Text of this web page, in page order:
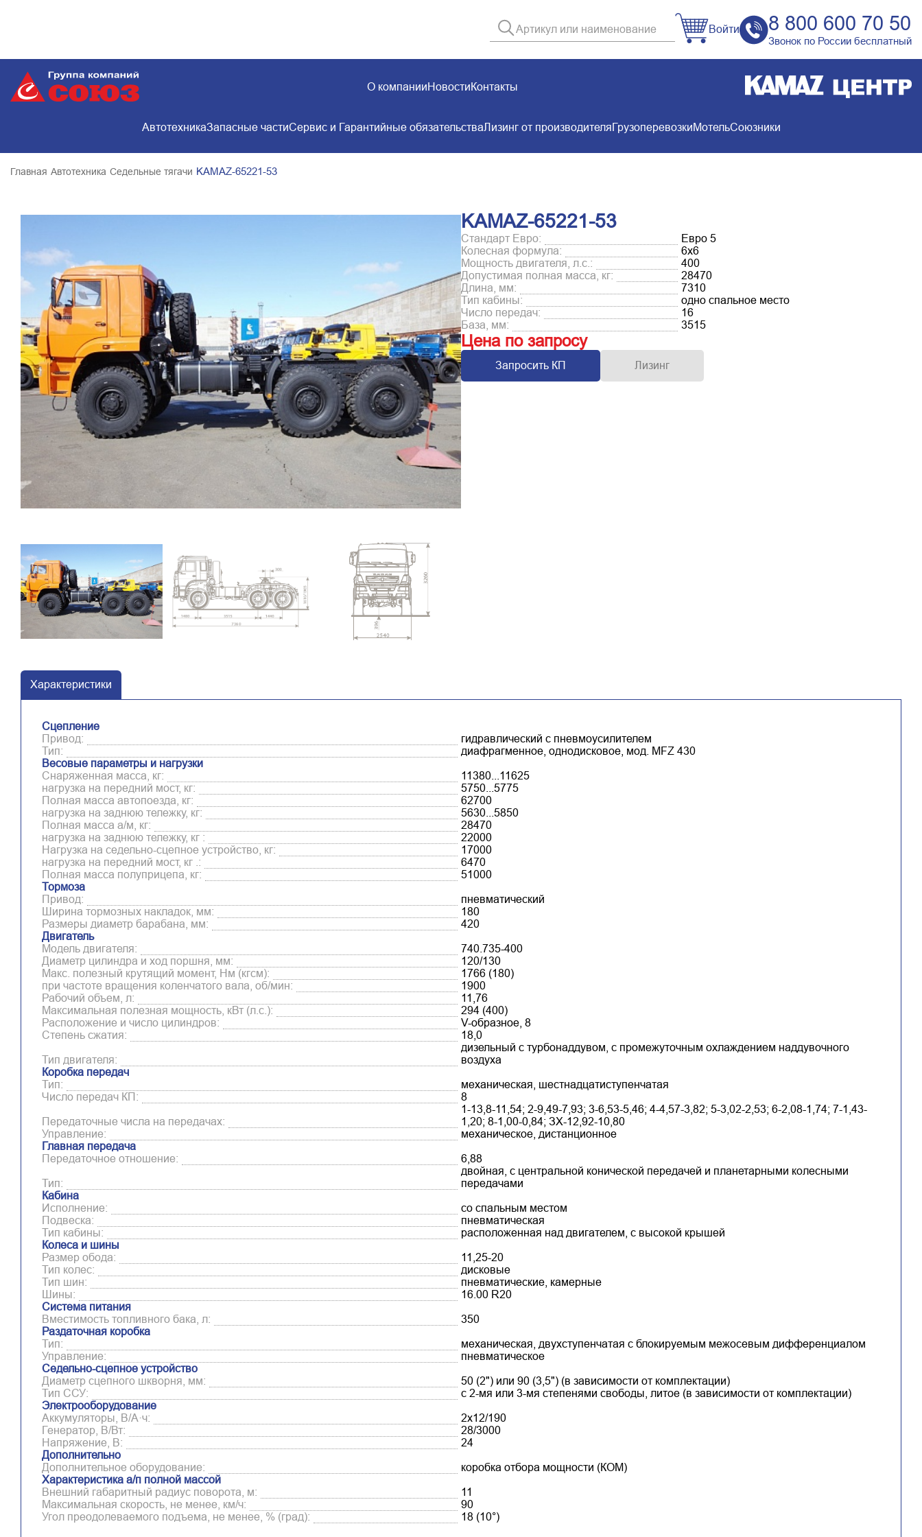
Войти 8 800 600 70 50
Звонок по России бесплатный
О компанииНовостиКонтакты
АвтотехникаЗапасные частиСервис и Гарантийные обязательстваЛизинг от производителяГрузоперевозкиМотельСоюзники
Главная Автотехника Седельные тягачи KAMAZ-65221-53
KAMAZ-65221-53
Стандарт Евро:
Евро 5
Колесная формула:
6х6
Мощность двигателя, л.с.:
400
Допустимая полная масса, кг:
28470
Длина, мм:
7310
Тип кабины:
одно спальное место
Число передач:
16
База, мм:
3515
Цена по запросу
Запросить КП Лизинг
Характеристики
Сцепление
Привод:
гидравлический с пневмоусилителем
Тип:
диафрагменное, однодисковое, мод. MFZ 430
Весовые параметры и нагрузки
Снаряженная масса, кг:
11380...11625
нагрузка на передний мост, кг:
5750...5775
Полная масса автопоезда, кг:
62700
нагрузка на заднюю тележку, кг:
5630...5850
Полная масса а/м, кг:
28470
нагрузка на заднюю тележку, кг :
22000
Нагрузка на седельно-сцепное устройство, кг:
17000
нагрузка на передний мост, кг .:
6470
Полная масса полуприцепа, кг:
51000
Тормоза
Привод:
пневматический
Ширина тормозных накладок, мм:
180
Размеры диаметр барабана, мм:
420
Двигатель
Модель двигателя:
740.735-400
Диаметр цилиндра и ход поршня, мм:
120/130
Макс. полезный крутящий момент, Нм (кгсм):
1766 (180)
при частоте вращения коленчатого вала, об/мин:
1900
Рабочий объем, л:
11,76
Максимальная полезная мощность, кВт (л.с.):
294 (400)
Расположение и число цилиндров:
V-образное, 8
Степень сжатия:
18,0
Тип двигателя:
дизельный с турбонаддувом, с промежуточным охлаждением наддувочного
воздуха
Коробка передач
Тип:
механическая, шестнадцатиступенчатая
Число передач КП:
8
Передаточные числа на передачах:
1-13,8-11,54; 2-9,49-7,93; 3-6,53-5,46; 4-4,57-3,82; 5-3,02-2,53; 6-2,08-1,74; 7-1,43-
1,20; 8-1,00-0,84; ЗХ-12,92-10,80
Управление:
механическое, дистанционное
Главная передача
Передаточное отношение:
6,88
Тип:
двойная, с центральной конической передачей и планетарными колесными
передачами
Кабина
Исполнение:
со спальным местом
Подвеска:
пневматическая
Тип кабины:
расположенная над двигателем, с высокой крышей
Колеса и шины
Размер обода:
11,25-20
Тип колес:
дисковые
Тип шин:
пневматические, камерные
Шины:
16.00 R20
Система питания
Вместимость топливного бака, л:
350
Раздаточная коробка
Тип:
механическая, двухступенчатая с блокируемым межосевым дифференциалом
Управление:
пневматическое
Седельно-сцепное устройство
Диаметр сцепного шкворня, мм:
50 (2") или 90 (3,5") (в зависимости от комплектации)
Тип ССУ:
с 2-мя или 3-мя степенями свободы, литое (в зависимости от комплектации)
Электрооборудование
Аккумуляторы, В/А·ч:
2х12/190
Генератор, В/Вт:
28/3000
Напряжение, B:
24
Дополнительно
Дополнительное оборудование:
коробка отбора мощности (КОМ)
Характеристика а/п полной массой
Внешний габаритный радиус поворота, м:
11
Максимальная скорость, не менее, км/ч:
90
Угол преодолеваемого подъема, не менее, % (град):
18 (10°)